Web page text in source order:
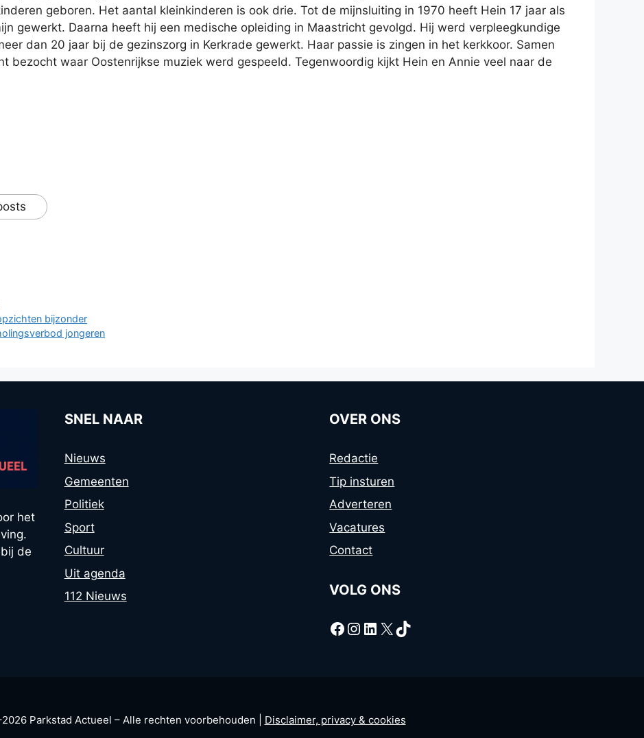
geboren. Het aantal kleinkinderen is ook drie. Tot de mijnsluiting in 1970 heeft Hein 17 jaar als
gewerkt. Daarna heeft hij een medische opleiding in Maastricht gevolgd. Hij werd verpleegkundige
dan 20 jaar bij de gezinszorg in Kerkrade gewerkt. Haar passie is zingen in het kerkkoor. Samen
bezocht waar Oostenrijkse muziek werd gespeeld. Tegenwoordig kijkt Hein en Annie veel naar de
bijzonder
jongeren
het
de
SNEL NAAR
Nieuws
Gemeenten
Politiek
Sport
Cultuur
Uit agenda
112 Nieuws
OVER ONS
Redactie
Tip insturen
Adverteren
Vacatures
Contact
VOLG ONS
Facebook
Instagram
LinkedIn
X TikTok
Parkstad Actueel – Alle rechten voorbehouden | Disclaimer, privacy & cookies